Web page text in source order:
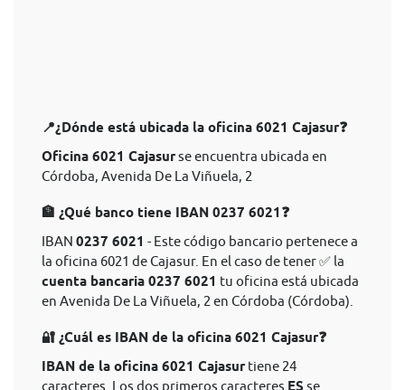
📍¿Dónde está ubicada la oficina 6021 Cajasur❓
Oficina 6021 Cajasurse encuentra ubicada en
Córdoba, Avenida De La Viñuela, 2
🏦 ¿Qué banco tiene IBAN 0237 6021❓
IBAN 0237 6021 - Este código bancario pertenece a
la oficina 6021 de Cajasur. En el caso de tener ✅ la
cuenta bancaria 0237 6021 tu oficina está ubicada
en Avenida De La Viñuela, 2 en Córdoba (Córdoba).
🔐 ¿Cuál es IBAN de la oficina 6021 Cajasur❓
IBAN de la oficina 6021 Cajasur tiene 24
caracteres. Los dos primeros caracteres ES se